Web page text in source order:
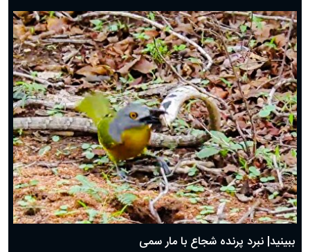
ببینید| نبرد پرنده شجاع با مار سمی